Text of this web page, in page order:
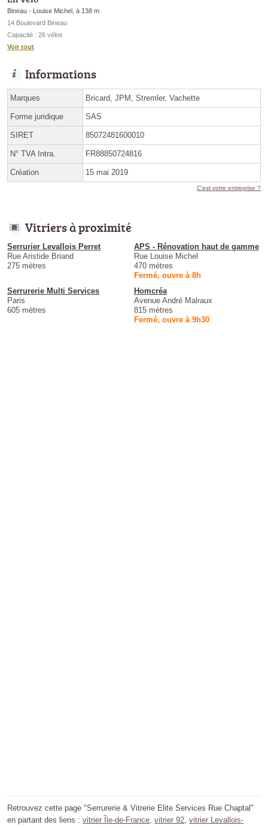
Bineau - Louise Michel, à 138 m
14 Boulevard Bineau
Capacité : 26 vélos
Voir tout
Informations
Marques Bricard, JPM, Stremler, Vachette
Forme juridique SAS
SIRET 85072481600010
N° TVA Intra. FR88850724816
Création 15 mai 2019
C'est votre entreprise ?
Vitriers à proximité
Serrurier Levallois Perret
Rue Aristide Briand
275 mètres
APS - Rénovation haut de gamme
Rue Louise Michel
470 mètres
Fermé, ouvre à 8h
Serrurerie Multi Services
Paris
605 mètres
Homcréa
Avenue André Malraux
815 mètres
Fermé, ouvre à 9h30
Retrouvez cette page "Serrurerie & Vitrerie Elite Services Rue Chaptal"
en partant des liens : vitrier Île-de-France vitrier 92 vitrier Levallois-